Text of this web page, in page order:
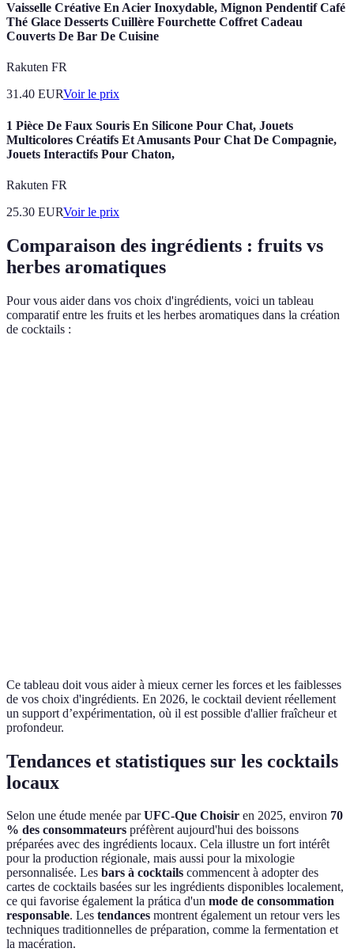
Vaisselle Créative En Acier Inoxydable, Mignon Pendentif Café
Thé Glace Desserts Cuillère Fourchette Coffret Cadeau
Couverts De Bar De Cuisine
Rakuten FR
31.40 EURVoir le prix
1 Pièce De Faux Souris En Silicone Pour Chat, Jouets
Multicolores Créatifs Et Amusants Pour Chat De Compagnie,
Jouets Interactifs Pour Chaton,
Rakuten FR
25.30 EURVoir le prix
Comparaison des ingrédients : fruits vs
herbes aromatiques
Pour vous aider dans vos choix d'ingrédients, voici un tableau
comparatif entre les fruits et les herbes aromatiques dans la création
de cocktails :
Ce tableau doit vous aider à mieux cerner les forces et les faiblesses
de vos choix d'ingrédients. En 2026, le cocktail devient réellement
un support d’expérimentation, où il est possible d'allier fraîcheur et
profondeur.
Tendances et statistiques sur les cocktails
locaux
Selon une étude menée parUFC-Que Choisir en 2025, environ 70
% des consommateurs préfèrent aujourd'hui des boissons
préparées avec des ingrédients locaux. Cela illustre un fort intérêt
pour la production régionale, mais aussi pour la mixologie
personnalisée. Les bars à cocktails commencent à adopter des
cartes de cocktails basées sur les ingrédients disponibles localement,
ce qui favorise également la prática d'un mode de consommation
responsable. Les tendances montrent également un retour vers les
techniques traditionnelles de préparation, comme la fermentation et
la macération.